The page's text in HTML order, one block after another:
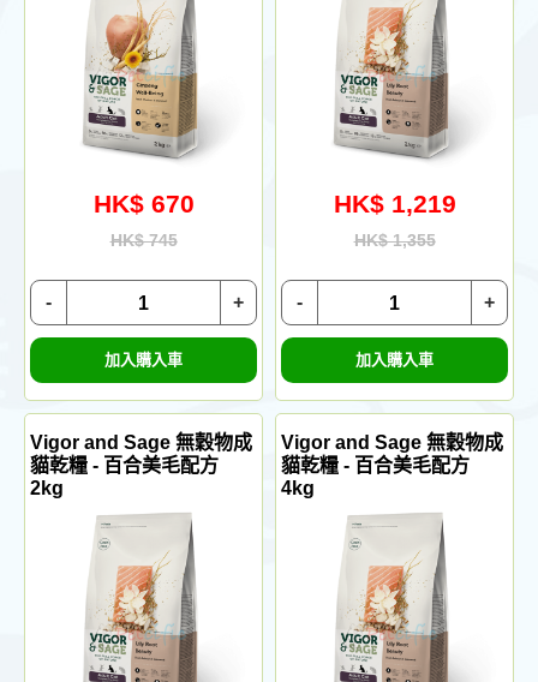
HK$ 670
HK$ 745
+
-
加入購入車
HK$ 1,219
HK$ 1,355
+
-
加入購入車
Vigor and Sage 無穀物成
貓乾糧 - 百合美毛配方
2kg
Vigor and Sage 無穀物成
貓乾糧 - 百合美毛配方
4kg